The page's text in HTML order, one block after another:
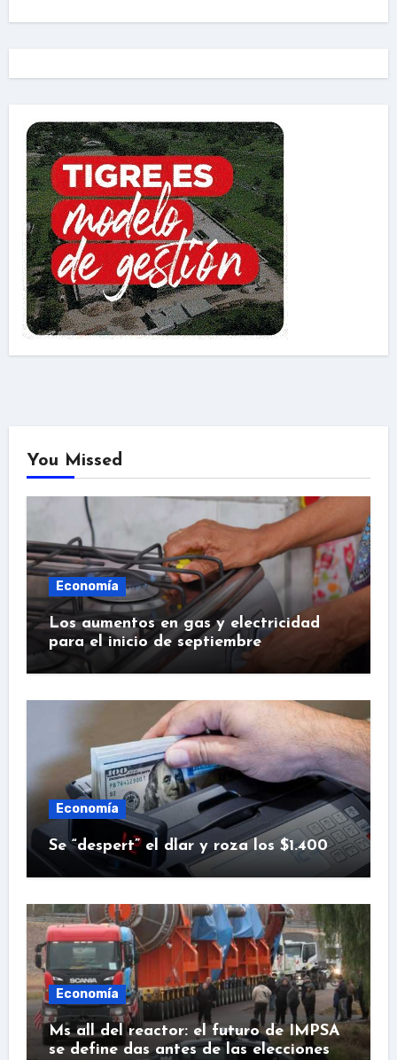
You Missed
Economía
Los aumentos en gas y electricidad
para el inicio de septiembre
Economía
Se “despert” el dlar y roza los $1.400
Economía
Ms all del reactor: el futuro de IMPSA
se define das antes de las elecciones